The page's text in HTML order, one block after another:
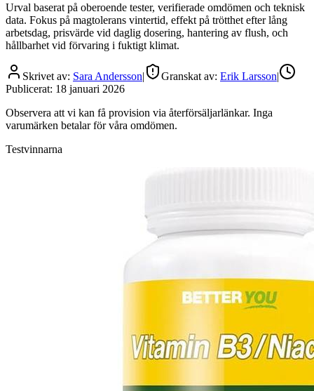
Urval baserat på oberoende tester, verifierade omdömen och teknisk
data. Fokus på magtolerans vintertid, effekt på trötthet efter lång
arbetsdag, prisvärde vid daglig dosering, hantering av flush, och
hållbarhet vid förvaring i fuktigt klimat.
Skrivet av: Sara Andersson| Granskat av: Erik Larsson|
Publicerat: 18 januari 2026
Observera att vi kan få provision via återförsäljarlänkar. Inga
varumärken betalar för våra omdömen.
Testvinnarna